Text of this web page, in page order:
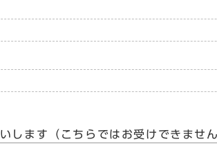
します（こちらではお受けできませ